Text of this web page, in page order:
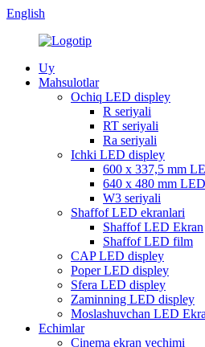
English
Uy
Mahsulotlar
Ochiq LED displey
R seriyali
RT seriyali
Ra seriyali
Ichki LED displey
600 x 337,5 mm
640 x 480 mm
W3 seriyali
Shaffof LED ekranlari
Shaffof LED Ekran
Shaffof LED film
CAP LED displey
Poper LED displey
Sfera LED displey
Zaminning LED displey
Moslashuvchan LED
Echimlar
Cinema ekran yechimi